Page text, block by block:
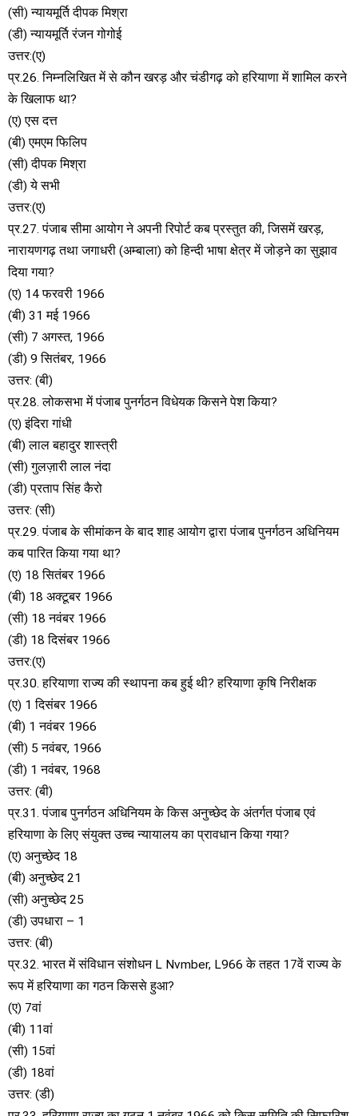
(सी) न्यायमूर्ति दीपक मिश्रा
(डी) न्यायमूर्ति रंजन गोगोई
उत्तर:(ए)
प्र.26. निम्नलिखित में से कौन खरड़ और चंडीगढ़ को हरियाणा में शामिल करने
के खिलाफ था?
(ए) एस दत्त
(बी) एमएम फिलिप
(सी) दीपक मिश्रा
(डी) ये सभी
उत्तर:(ए)
प्र.27. पंजाब सीमा आयोग ने अपनी रिपोर्ट कब प्रस्तुत की, जिसमें खरड़,
नारायणगढ़ तथा जगाधरी (अम्बाला) को हिन्दी भाषा क्षेत्र में जोड़ने का सुझाव
दिया गया?
(ए) 14 फरवरी 1966
(बी) 31 मई 1966
(सी) 7 अगस्त, 1966
(डी) 9 सितंबर, 1966
उत्तर: (बी)
प्र.28. लोकसभा में पंजाब पुनर्गठन विधेयक किसने पेश किया?
(ए) इंदिरा गांधी
(बी) लाल बहादुर शास्त्री
(सी) गुलज़ारी लाल नंदा
(डी) प्रताप सिंह कैरो
उत्तर: (सी)
प्र.29. पंजाब के सीमांकन के बाद शाह आयोग द्वारा पंजाब पुनर्गठन अधिनियम
कब पारित किया गया था?
(ए) 18 सितंबर 1966
(बी) 18 अक्टूबर 1966
(सी) 18 नवंबर 1966
(डी) 18 दिसंबर 1966
उत्तर:(ए)
प्र.30. हरियाणा राज्य की स्थापना कब हुई थी? हरियाणा कृषि निरीक्षक
(ए) 1 दिसंबर 1966
(बी) 1 नवंबर 1966
(सी) 5 नवंबर, 1966
(डी) 1 नवंबर, 1968
उत्तर: (बी)
प्र.31. पंजाब पुनर्गठन अधिनियम के किस अनुच्छेद के अंतर्गत पंजाब एवं
हरियाणा के लिए संयुक्त उच्च न्यायालय का प्रावधान किया गया?
(ए) अनुच्छेद 18
(बी) अनुच्छेद 21
(सी) अनुच्छेद 25
(डी) उपधारा – 1
उत्तर: (बी)
प्र.32. भारत में संविधान संशोधन L Nvmber, L966 के तहत 17वें राज्य के
रूप में हरियाणा का गठन किससे हुआ?
(ए) 7वां
(बी) 11वां
(सी) 15वां
(डी) 18वां
उत्तर: (डी)